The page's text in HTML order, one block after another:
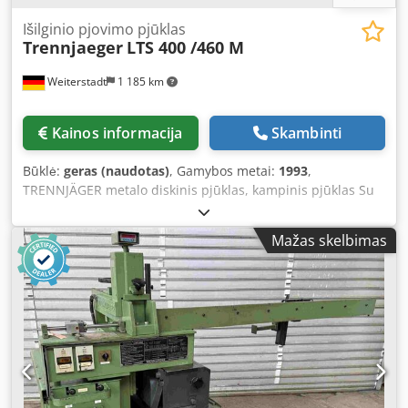
Weiterstadt 1 185 km
Išilginio pjovimo pjūklas
Trennjaeger LTS 400 /460 M
Kainos informacija Skambinti
Būklė: geras (naudotas), Gamybos metai: 1993,
TRENNJÄGER metalo diskinis pjūklas, kampinis pjūklas Su
išilginiu atmušėju! Pjūklo disko skersmuo: 400 mm Pjovimo
ilgis: 400 mm Credpfx Aex U Dl Tsd Nsf Pjovimo skersmuo:
130 mm Pagaminimo metai: 1993 380V Galia: 4,5 kW
Mažas skelbimas